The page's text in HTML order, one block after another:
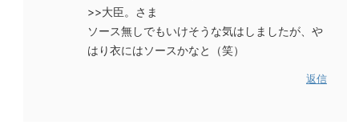
>>大臣。さま
ソース無しでもいけそうな気はしましたが、や
はり衣にはソースかなと（笑）
返信